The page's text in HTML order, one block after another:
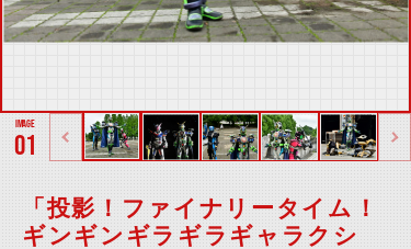
01
「投影！ファイナリータイム！
ギンギンギラギラギャラクシ